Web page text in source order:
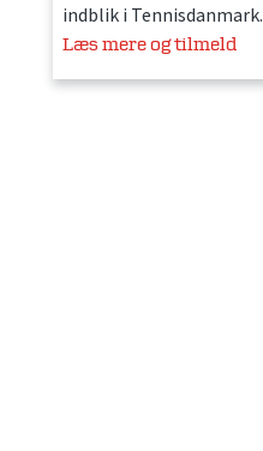
indblik i Tennisdanmark.
Læs mere og tilmeld